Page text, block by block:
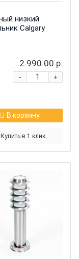
низкий
Calgary
2 990.00 р.
+
-
В корзину
Купить в 1 клик